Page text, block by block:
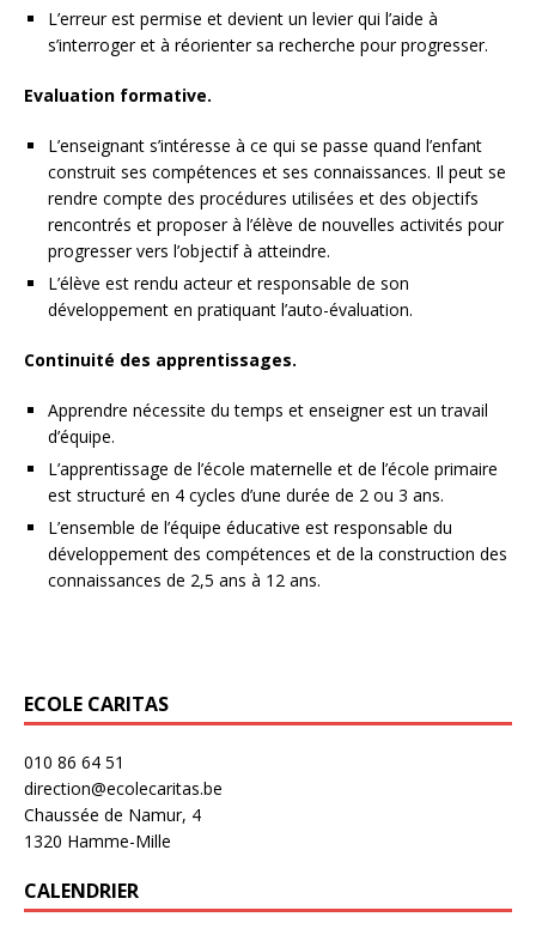
L’erreur est permise et devient un levier qui l’aide à
s’interroger et à réorienter sa recherche pour progresser.
Evaluation formative.
L’enseignant s’intéresse à ce qui se passe quand l’enfant
construit ses compétences et ses connaissances. Il peut se
rendre compte des procédures utilisées et des objectifs
rencontrés et proposer à l’élève de nouvelles activités pour
progresser vers l’objectif à atteindre.
L’élève est rendu acteur et responsable de son
développement en pratiquant l’auto-évaluation.
Continuité des apprentissages.
Apprendre nécessite du temps et enseigner est un travail
d’équipe.
L’apprentissage de l’école maternelle et de l’école primaire
est structuré en 4 cycles d’une durée de 2 ou 3 ans.
L’ensemble de l’équipe éducative est responsable du
développement des compétences et de la construction des
connaissances de 2,5 ans à 12 ans.
ECOLE CARITAS
010 86 64 51
direction@ecolecaritas.be
Chaussée de Namur, 4
1320 Hamme-Mille
CALENDRIER